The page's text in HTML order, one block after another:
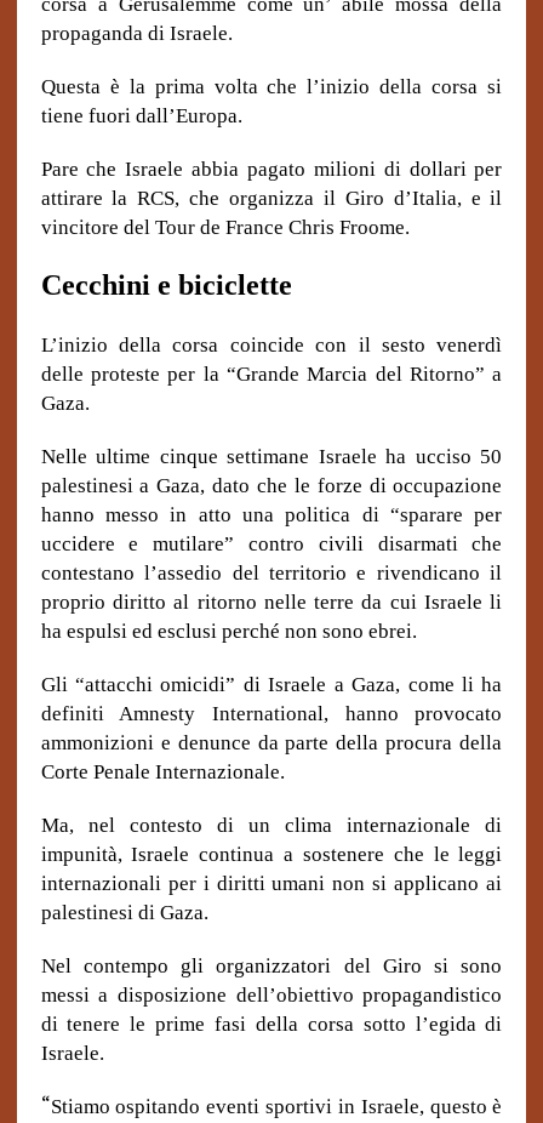
propaganda di Israele.
Questa è la prima volta che l’inizio della corsa si
tiene fuori dall’Europa.
Pare che Israele abbia pagato milioni di dollari per
attirare la RCS, che organizza il Giro d’Italia, e il
vincitore del Tour de France Chris Froome.
Cecchini e biciclette
L’inizio della corsa coincide con il sesto venerdì
delle proteste per la “Grande Marcia del Ritorno” a
Gaza.
Nelle ultime cinque settimane Israele ha ucciso 50
palestinesi a Gaza, dato che le forze di occupazione
hanno messo in atto una politica di “sparare per
uccidere e mutilare” contro civili disarmati che
contestano l’assedio del territorio e rivendicano il
proprio diritto al ritorno nelle terre da cui Israele li
ha espulsi ed esclusi perché non sono ebrei.
Gli “attacchi omicidi” di Israele a Gaza, come li ha
definiti Amnesty International, hanno provocato
ammonizioni e denunce da parte della procura della
Corte Penale Internazionale.
Ma, nel contesto di un clima internazionale di
impunità, Israele continua a sostenere che le leggi
internazionali per i diritti umani non si applicano ai
palestinesi di Gaza.
Nel contempo gli organizzatori del Giro si sono
messi a disposizione dell’obiettivo propagandistico
di tenere le prime fasi della corsa sotto l’egida di
Israele.
“Stiamo ospitando eventi sportivi in Israele, questo è